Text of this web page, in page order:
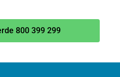
800 399 299